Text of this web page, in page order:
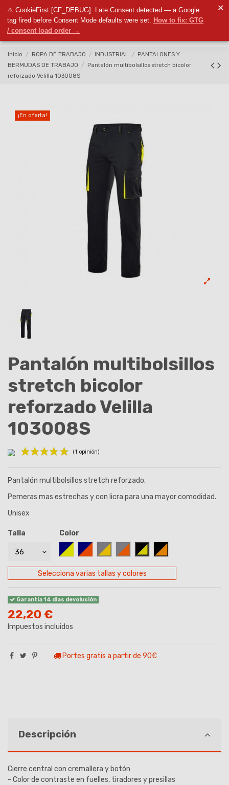
⚠ CookieFirst [CF_DEBUG]: Late Consent detected — a Google
tag fired before Consent Mode defaults were set. How to fix: GTG
/ consent load order →
✕
Inicio ROPA DE TRABAJO INDUSTRIAL
PANTALONES Y
BERMUDAS DE TRABAJO
Pantalón multibolsillos stretch bicolor
reforzado Velilla 103008S
¡En oferta!
Pantalón multibolsillos
stretch bicolor
reforzado Velilla
103008S
Pantalón multibolsillos stretch reforzado.
Perneras mas estrechas y con licra para una mayor comodidad.
Unisex
Talla
Color
AZUL MARINO/AMARILLO
AZUL MARINO/NARANJA
GRIS-AMARILLO
GRIS-NARANJA
NEGRO-AMARILLO
NEGRO/NARANJA
Selecciona varias tallas y colores
Garantia 14 dias devolución
22,20 €
Impuestos incluidos
Portes gratis a partir de 90€
Descripción
Cierre central con cremallera y botón
- Color de contraste en fuelles, tiradores y presillas